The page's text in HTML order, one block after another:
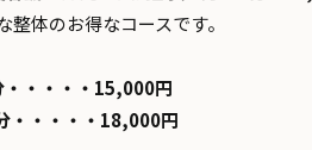
体のお得なコースです。
・・・・15,000円
・・・・・18,000円